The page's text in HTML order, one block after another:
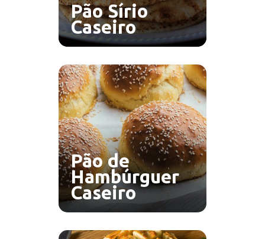
Pão Sírio
Caseiro
Pão de
Hambúrguer
Caseiro